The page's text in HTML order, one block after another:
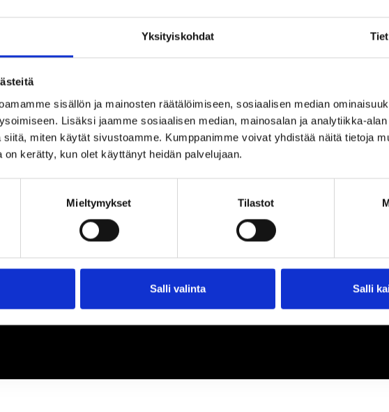
Yksityiskohdat
sisällön ja mainosten räätälöimiseen, sosiaalisen median
Lisäksi jaamme sosiaalisen median, mainosalan ja analytiikka-alan
siitä, miten käytät sivustoamme. Kumppanimme voivat yhdistää näitä tietoja
on kerätty, kun olet käyttänyt heidän palvelujaan.
Mieltymykset Tilastot
Salli valinta Salli
ja ihmeteltävää